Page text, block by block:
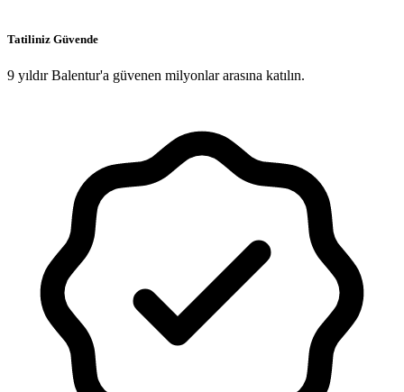
Tatiliniz Güvende
9 yıldır Balentur'a güvenen milyonlar arasına katılın.